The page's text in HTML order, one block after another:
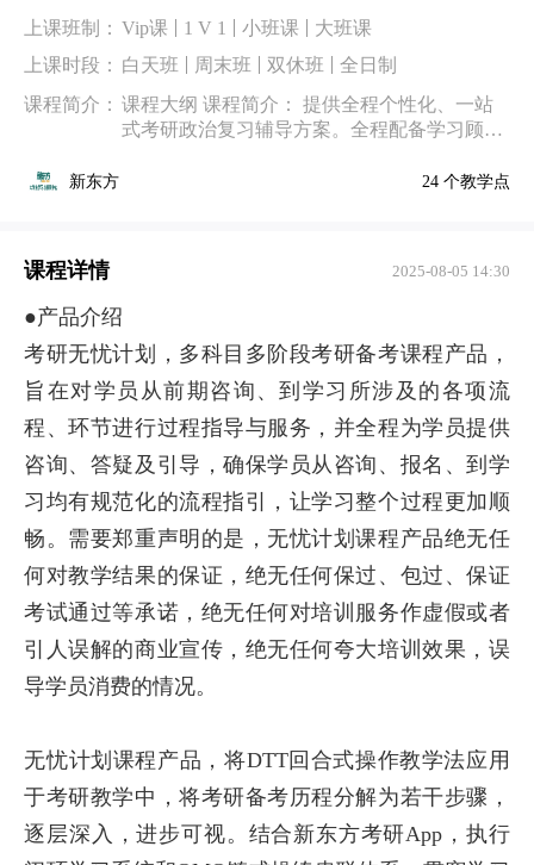
上课班制： Vip课 1 V 1 小班课
大班课
上课时段： 白天班 周末班 双休班
全日制
课程简介： 课程大纲 课程简介： 提供全程个性化、一站
式考研政治复习辅导方案。全程配备学习顾问
治全年规划、精细学习计划、学习资料、精品
新东方 24 个教学点
课程详情 2025-08-05 14:30
●产品介绍
考研无忧计划，多科目多阶段考研备考课程产品，
旨在对学员从前期咨询、到学习所涉及的各项流
程、环节进行过程指导与服务，并全程为学员提供
咨询、答疑及引导，确保学员从咨询、报名、到学
习均有规范化的流程指引，让学习整个过程更加顺
畅。需要郑重声明的是，无忧计划课程产品绝无任
何对教学结果的保证，绝无任何保过、包过、保证
考试通过等承诺，绝无任何对培训服务作虚假或者
引人误解的商业宣传，绝无任何夸大培训效果，误
导学员消费的情况。
无忧计划课程产品，将DTT回合式操作教学法应用
于考研教学中，将考研备考历程分解为若干步骤，
逐层深入，进步可视。结合新东方考研App，执行